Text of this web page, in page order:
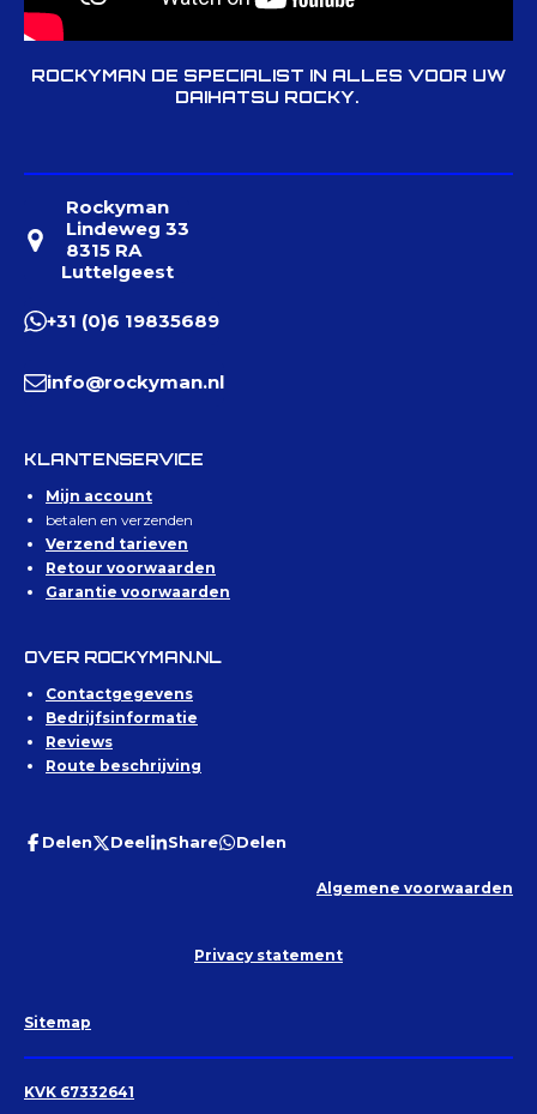
ROCKYMAN DE SPECIALIST IN ALLES VOOR UW
DAIHATSU ROCKY.
Rockyman
Lindeweg 33
8315 RA
Luttelgeest
+31 (0)6 19835689
info@rockyman.nl
KLANTENSERVICE
Mijn account
betalen en verzenden
Verzend tarieven
Retour voorwaarden
Garantie voorwaarden
OVER ROCKYMAN.NL
Contactgegevens
Bedrijfsinformatie
Reviews
Route beschrijving
Delen Deel Share Delen
Algemene voorwaarden
Privacy statement
Sitemap
KVK 67332641